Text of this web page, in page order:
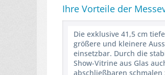
Ihre Vorteile der
Die exklusive 41,5 cm
größere und kleinere
einsetzbar. Durch die
Show-Vitrine aus Glas
abschließbaren